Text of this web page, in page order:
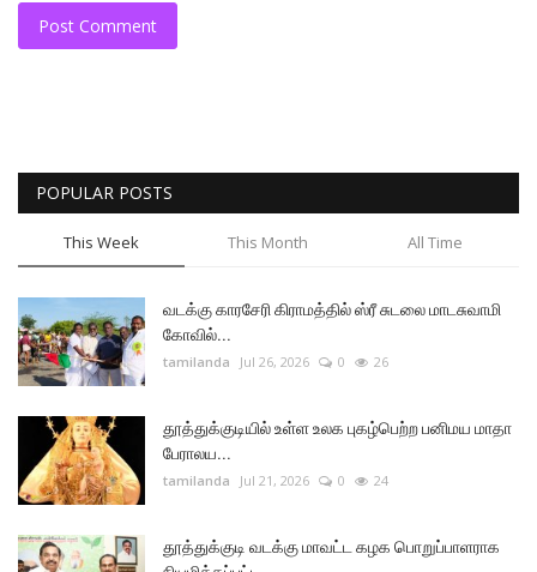
Post Comment
POPULAR POSTS
This Week This Month All Time
வடக்கு காரசேரி கிராமத்தில் ஸ்ரீ சுடலை மாடசுவாமி
கோவில்...
tamilanda Jul 26, 2026 0 26
தூத்துக்குடியில் உள்ள உலக புகழ்பெற்ற பனிமய மாதா
பேராலய...
tamilanda Jul 21, 2026 0 24
தூத்துக்குடி வடக்கு மாவட்ட கழக பொறுப்பாளராக